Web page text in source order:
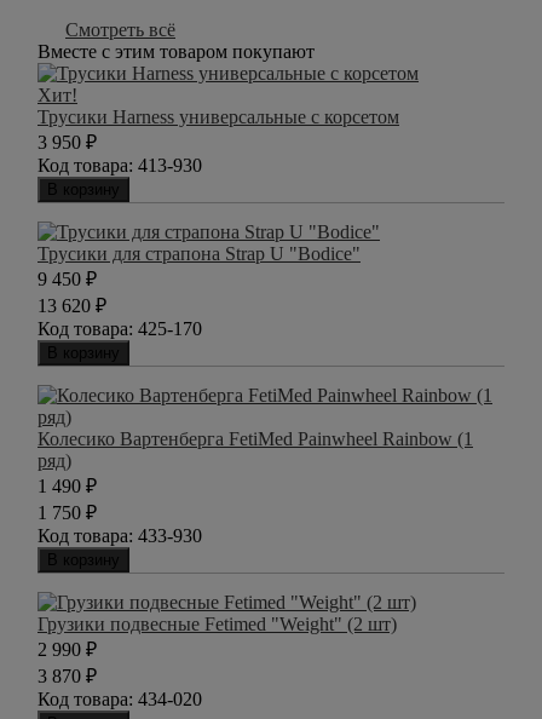
Смотреть всё
Вместе с этим товаром покупают
Хит!
Трусики Harness универсальные с корсетом
3 950 ₽
Код товара: 413-930
В корзину
Трусики для страпона Strap U "Bodice"
9 450 ₽
13 620 ₽
Код товара: 425-170
В корзину
Колесико Вартенберга FetiMed Painwheel Rainbow (1
ряд)
1 490 ₽
1 750 ₽
Код товара: 433-930
В корзину
Грузики подвесные Fetimed "Weight" (2 шт)
2 990 ₽
3 870 ₽
Код товара: 434-020